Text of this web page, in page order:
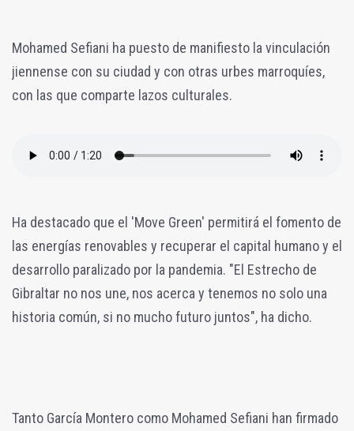
Mohamed Sefiani ha puesto de manifiesto la vinculación
jiennense con su ciudad y con otras urbes marroquíes,
con las que comparte lazos culturales.
Ha destacado que el 'Move Green' permitirá el fomento de
las energías renovables y recuperar el capital humano y el
desarrollo paralizado por la pandemia. "El Estrecho de
Gibraltar no nos une, nos acerca y tenemos no solo una
historia común, si no mucho futuro juntos", ha dicho.
Tanto García Montero como Mohamed Sefiani han firmado